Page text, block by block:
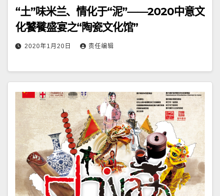
“土”味米兰、情化于“泥”——2020中意文
化饕餮盛宴之“陶瓷文化馆”
2020年1月20日 责任编辑